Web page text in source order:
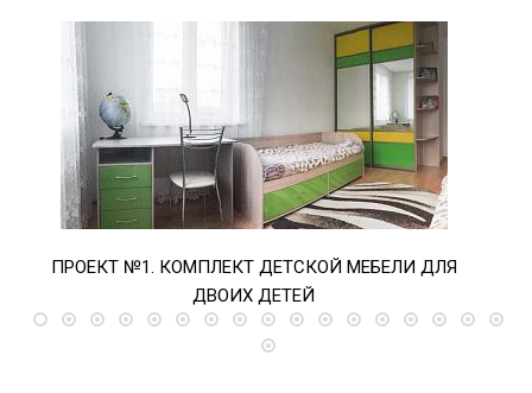
ПРОЕКТ №1. КОМПЛЕКТ ДЕТСКОЙ МЕБЕЛИ ДЛЯ
ДВОИХ ДЕТЕЙ